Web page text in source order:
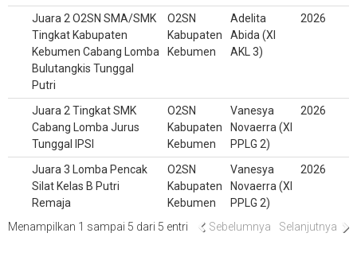
Juara 2 O2SN SMA/SMK
Tingkat Kabupaten
Kebumen Cabang Lomba
Bulutangkis Tunggal
Putri
O2SN
Kabupaten
Kebumen
Adelita
Abida (XI
AKL 3)
2026
Juara 2 Tingkat SMK
Cabang Lomba Jurus
Tunggal IPSI
O2SN
Kabupaten
Kebumen
Vanesya
Novaerra (XI
PPLG 2)
2026
Juara 3 Lomba Pencak
Silat Kelas B Putri
Remaja
O2SN
Kabupaten
Kebumen
Vanesya
Novaerra (XI
PPLG 2)
2026
Menampilkan 1 sampai 5 dari 5 entri Sebelumnya Selanjutnya